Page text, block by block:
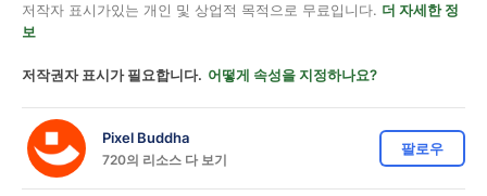
저작자 표시가있는 개인 및 상업적 목적으로 무료입니다. 더 자세한 정
보
저작권자 표시가 필요합니다. 어떻게 속성을 지정하나요?
Pixel Buddha
720의 리소스 다 보기
팔로우